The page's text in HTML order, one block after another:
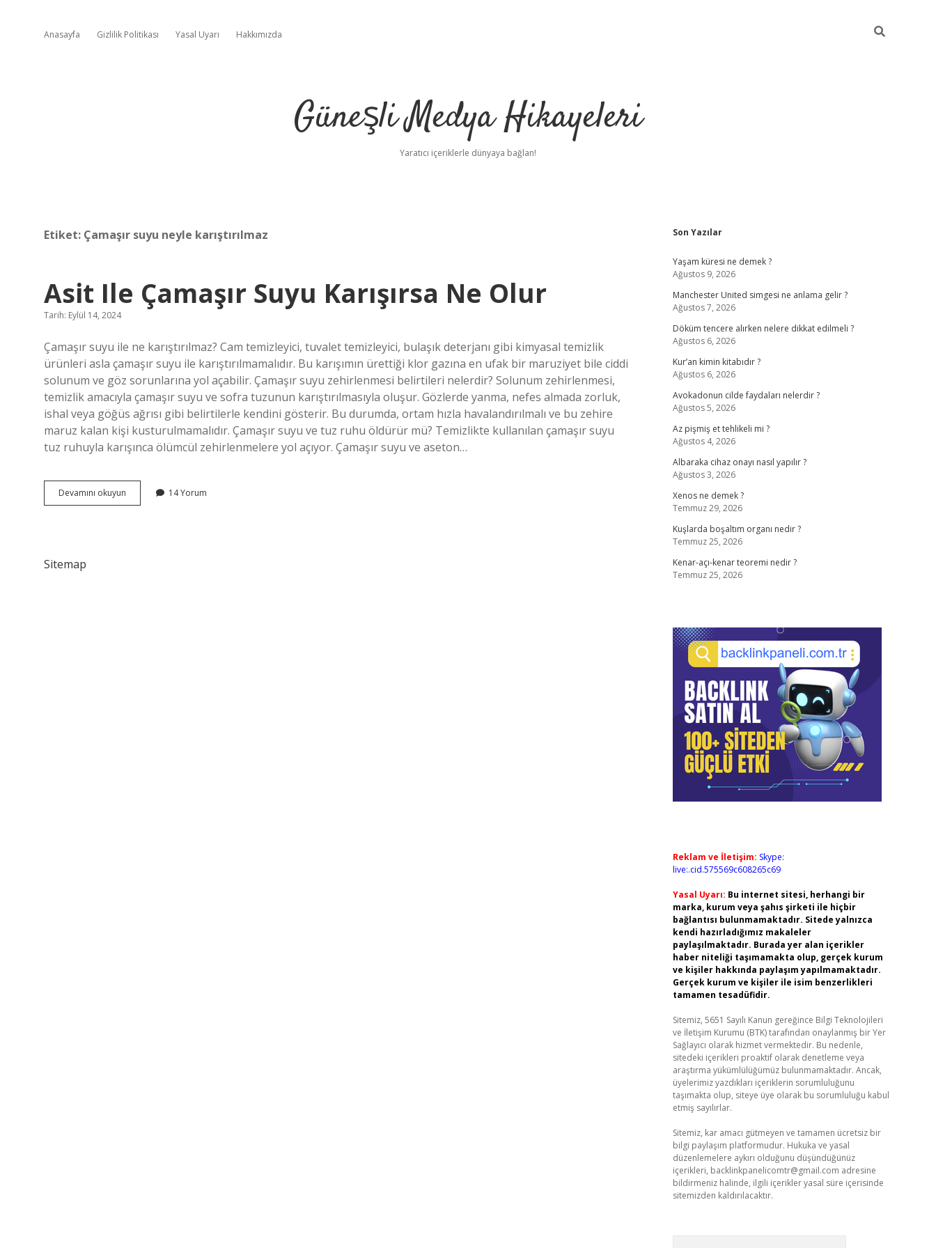
Anasayfa Gizlilik Politikası Yasal Uyarı Hakkımızda
Güneşli Medya Hikayeleri
Yaratıcı içeriklerle dünyaya bağlan!
Etiket: Çamaşır suyu neyle karıştırılmaz
Asit Ile Çamaşır Suyu Karışırsa Ne Olur
Tarih: Eylül 14, 2024
Çamaşır suyu ile ne karıştırılmaz? Cam temizleyici, tuvalet temizleyici, bulaşık deterjanı gibi kimyasal temizlik
ürünleri asla çamaşır suyu ile karıştırılmamalıdır. Bu karışımın ürettiği klor gazına en ufak bir maruziyet bile ciddi
solunum ve göz sorunlarına yol açabilir. Çamaşır suyu zehirlenmesi belirtileri nelerdir? Solunum zehirlenmesi,
temizlik amacıyla çamaşır suyu ve sofra tuzunun karıştırılmasıyla oluşur. Gözlerde yanma, nefes almada zorluk,
ishal veya göğüs ağrısı gibi belirtilerle kendini gösterir. Bu durumda, ortam hızla havalandırılmalı ve bu zehire
maruz kalan kişi kusturulmamalıdır. Çamaşır suyu ve tuz ruhu öldürür mü? Temizlikte kullanılan çamaşır suyu
tuz ruhuyla karışınca ölümcül zehirlenmelere yol açıyor. Çamaşır suyu ve aseton…
Devamını okuyun
Ile
14 Yorum
Sitemap
Sidebar
Son Yazılar
Yaşam küresi ne demek ?
Ağustos 9, 2026
Manchester United simgesi ne anlama gelir ?
Ağustos 7, 2026
Döküm tencere alırken nelere dikkat edilmeli ?
Ağustos 6, 2026
Kur’an kimin kitabıdır ?
Ağustos 6, 2026
Avokadonun cilde faydaları nelerdir ?
Ağustos 5, 2026
Az pişmiş et tehlikeli mi ?
Ağustos 4, 2026
Albaraka cihaz onayı nasıl yapılır ?
Ağustos 3, 2026
Xenos ne demek ?
Temmuz 29, 2026
Kuşlarda boşaltım organı nedir ?
Temmuz 25, 2026
Kenar-açı-kenar teoremi nedir ?
Temmuz 25, 2026
Reklam ve İletişim: Skype:
live:.cid.575569c608265c69
Yasal Uyarı: Bu internet sitesi, herhangi bir
marka, kurum veya şahıs şirketi ile hiçbir
bağlantısı bulunmamaktadır. Sitede yalnızca
kendi hazırladığımız makaleler
paylaşılmaktadır. Burada yer alan içerikler
haber niteliği taşımamakta olup, gerçek kurum
ve kişiler hakkında paylaşım yapılmamaktadır.
Gerçek kurum ve kişiler ile isim benzerlikleri
tamamen tesadüfidir.
Sitemiz, 5651 Sayılı Kanun gereğince Bilgi Teknolojileri
ve İletişim Kurumu (BTK) tarafından onaylanmış bir Yer
Sağlayıcı olarak hizmet vermektedir. Bu nedenle,
sitedeki içerikleri proaktif olarak denetleme veya
araştırma yükümlülüğümüz bulunmamaktadır. Ancak,
üyelerimiz yazdıkları içeriklerin sorumluluğunu
taşımakta olup, siteye üye olarak bu sorumluluğu kabul
etmiş sayılırlar.
Sitemiz, kar amacı gütmeyen ve tamamen ücretsiz bir
bilgi paylaşım platformudur. Hukuka ve yasal
düzenlemelere aykırı olduğunu düşündüğünüz
içerikleri, backlinkpanelicomtr@gmail.com adresine
bildirmeniz halinde, ilgili içerikler yasal süre içerisinde
sitemizden kaldırılacaktır.